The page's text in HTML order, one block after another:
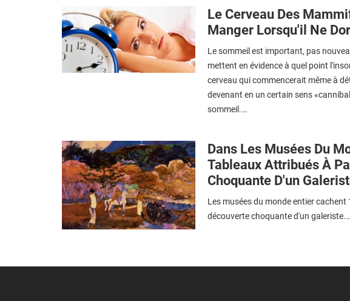
Le Cerveau Des
Manger Lorsqu'il Ne
Le sommeil est important, pas
mettent en évidence à quel point
cerveau qui commencerait même à
devenant en un certain sens
sommeil.…
Dans Les Musées Du
Tableaux Attribués À
Choquante D'un
Les musées du monde entier
découverte choquante d'un galeriste.…